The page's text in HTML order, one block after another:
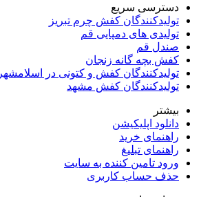
دسترسی سریع
تولیدکنندگان کفش چرم تبریز
تولیدی های دمپایی قم
صندل قم
کفش بچه گانه زنجان
تولیدکنندگان کفش و کتونی در اسلامشهر
تولیدکنندگان کفش مشهد
بیشتر
دانلود اپلیکیشن
راهنمای خرید
راهنمای تبلیغ
ورود تامین کننده به سایت
حذف حساب کاربری